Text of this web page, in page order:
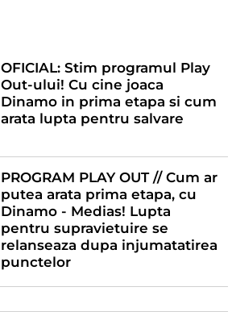
OFICIAL: Stim programul Play
Out-ului! Cu cine joaca
Dinamo in prima etapa si cum
arata lupta pentru salvare
PROGRAM PLAY OUT // Cum ar
putea arata prima etapa, cu
Dinamo - Medias! Lupta
pentru supravietuire se
relanseaza dupa injumatatirea
punctelor